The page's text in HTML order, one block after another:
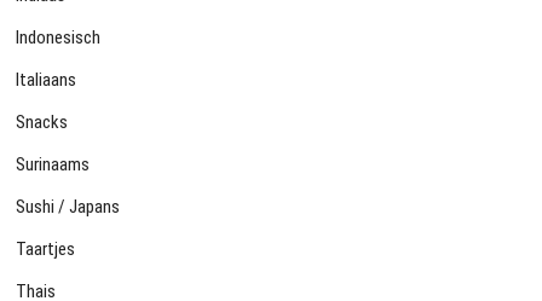
Indonesisch
Italiaans
Snacks
Surinaams
Sushi / Japans
Taartjes
Thais